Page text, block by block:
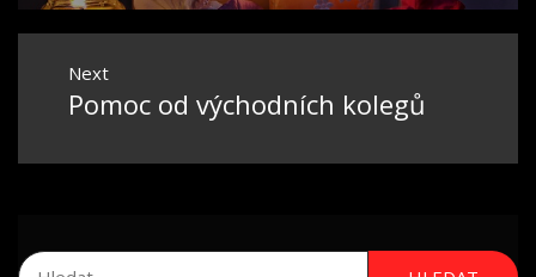
Next
Next
Pomoc od východních kolegů
Vyhledávání